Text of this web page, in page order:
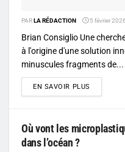
PARLA RÉDACTION 5 février 2026
Brian Consiglio Une
à l'origine d'une solution
minuscules fragments de...
EN SAVOIR PLUS
Où vont les
dans l’océan ?